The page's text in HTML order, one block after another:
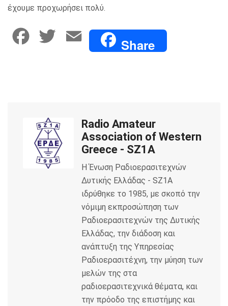
έχουμε προχωρήσει πολύ.
b
o
t
e
E
l
Share
Radio Amateur
Association of Western
Greece - SZ1A
Η Ένωση Ραδιοερασιτεχνών
Δυτικής Ελλάδας - SZ1A
ιδρύθηκε το 1985, με σκοπό την
νόμιμη εκπροσώπηση των
Ραδιοερασιτεχνών της Δυτικής
Ελλάδας, την διάδοση και
ανάπτυξη της Υπηρεσίας
Ραδιοερασιτέχνη, την μύηση των
μελών της στα
ραδιοερασιτεχνικά θέματα, και
την πρόοδο της επιστήμης και